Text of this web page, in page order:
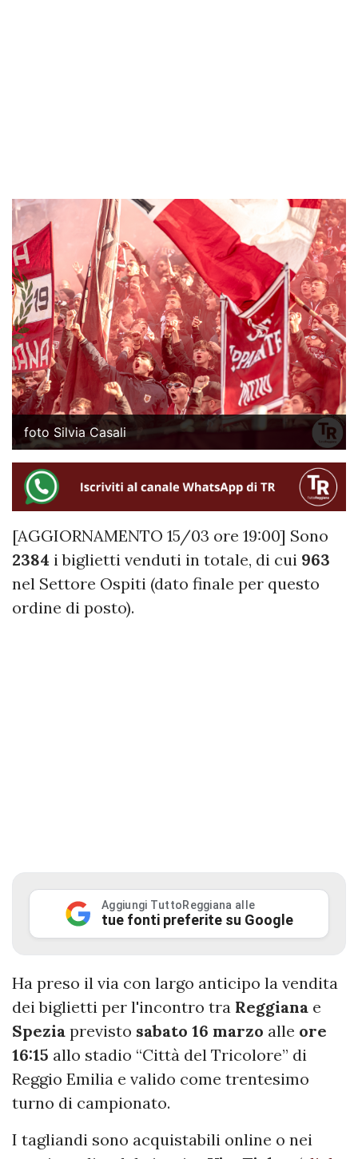
foto Silvia Casali
[AGGIORNAMENTO 15/03 ore 19:00] Sono
2384 i biglietti venduti in totale, di cui 963
nel Settore Ospiti (dato finale per questo
ordine di posto).
Aggiungi TuttoReggiana alle
tue fonti preferite su Google
Ha preso il via con largo anticipo la vendita
dei biglietti per l'incontro tra Reggiana e
Spezia previsto sabato 16 marzo alle ore
16:15 allo stadio “Città del Tricolore” di
Reggio Emilia e valido come trentesimo
turno di campionato.
I tagliandi sono acquistabili online o nei